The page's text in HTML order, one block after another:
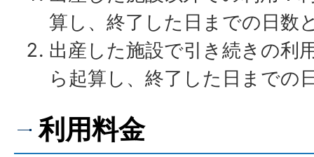
算し、終了した日までの日数
出産した施設で引き続きの利
ら起算し、終了した日までの
利用料金